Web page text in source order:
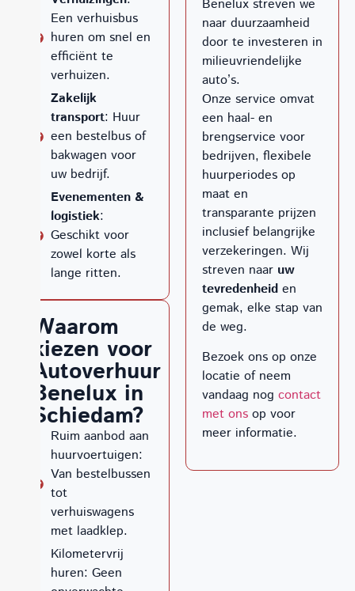
Een verhuisbus
huren om snel en
efficiënt te
verhuizen.
Zakelijk
transport: Huur
een bestelbus of
bakwagen voor
uw bedrijf.
Evenementen &
logistiek:
Geschikt voor
zowel korte als
lange ritten.
Waarom
kiezen voor
Autoverhuur
Benelux in
Schiedam?
Ruim aanbod aan
huurvoertuigen:
Van bestelbussen
tot
verhuiswagens
met laadklep.
Kilometervrij
huren: Geen
Benelux streven we
naar duurzaamheid
door te investeren in
milieuvriendelijke
auto’s.
Onze service omvat
een haal- en
brengservice voor
bedrijven, flexibele
huurperiodes op
maat en
transparante prijzen
inclusief belangrijke
verzekeringen. Wij
streven naar uw
tevredenheid en
gemak, elke stap van
de weg.
Bezoek ons op onze
locatie of neem
vandaag nog contact
met ons op voor
meer informatie.